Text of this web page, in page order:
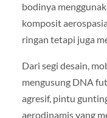
bodinya
komposit
ringan tetapi juga
Dari segi desain,
mengusung DNA
agresif, pintu
aerodinamis yang